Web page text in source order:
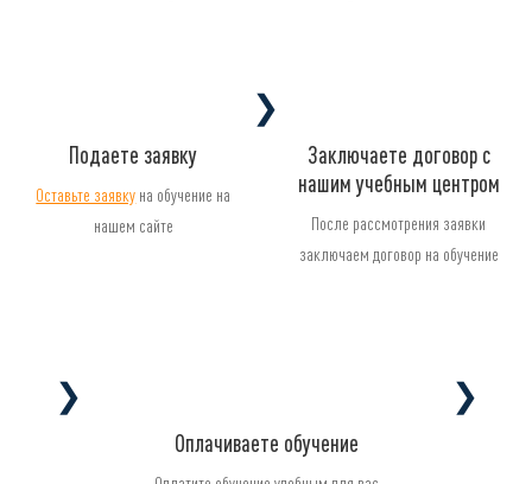
Подаете заявку
Оставьте заявку на обучение на
нашем сайте
❯
Заключаете договор с
нашим учебным центром
После рассмотрения заявки
заключаем договор на обучение
❯
Оплачиваете обучение
❯